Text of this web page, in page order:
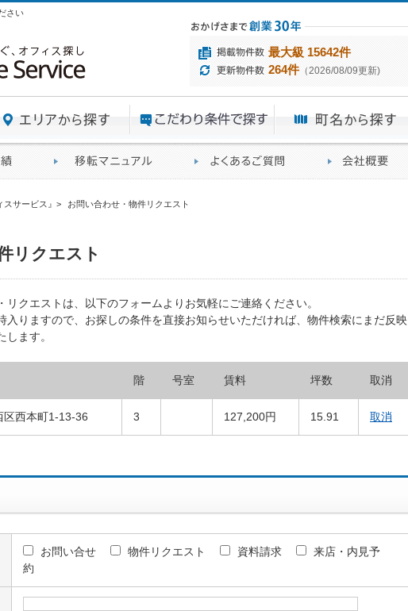
さい
最大級 15642件
264件（2026/08/09更新)
サービス』 > お問い合わせ・物件リクエスト
リクエスト
クエストは、以下のフォームよりお気軽にご連絡ください。
入りますので、お探しの条件を直接お知らせいただければ、物件検索にまだ反映
ます。
階 号室 賃料 坪数 取消
区西本町1-13-36 3 127,200円 15.91 取消
お問い合せ 物件リクエスト 資料請求
来店・内見予
約